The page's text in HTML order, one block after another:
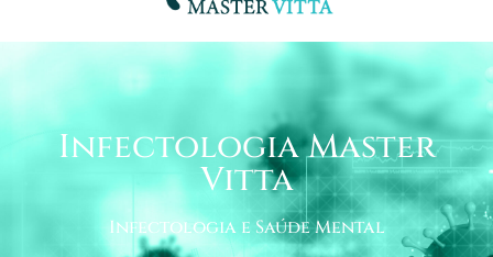
Infectologia Master
Vitta
Infectologia e Saúde Mental